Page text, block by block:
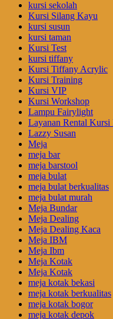
kursi sekolah
Kursi Silang Kayu
kursi susun
kursi taman
Kursi Test
kursi tiffany
Kursi Tiffany Acrylic
Kursi Training
Kursi VIP
Kursi Workshop
Lampu Fairylight
Layanan Rental Kursi
Lazzy Susan
Meja
meja bar
meja barstool
meja bulat
meja bulat berkualitas
meja bulat murah
Meja Bundar
Meja Dealing
Meja Dealing Kaca
Meja IBM
Meja Ibm
Meja Kotak
Meja Kotak
meja kotak bekasi
meja kotak berkualitas
meja kotak bogor
meja kotak depok